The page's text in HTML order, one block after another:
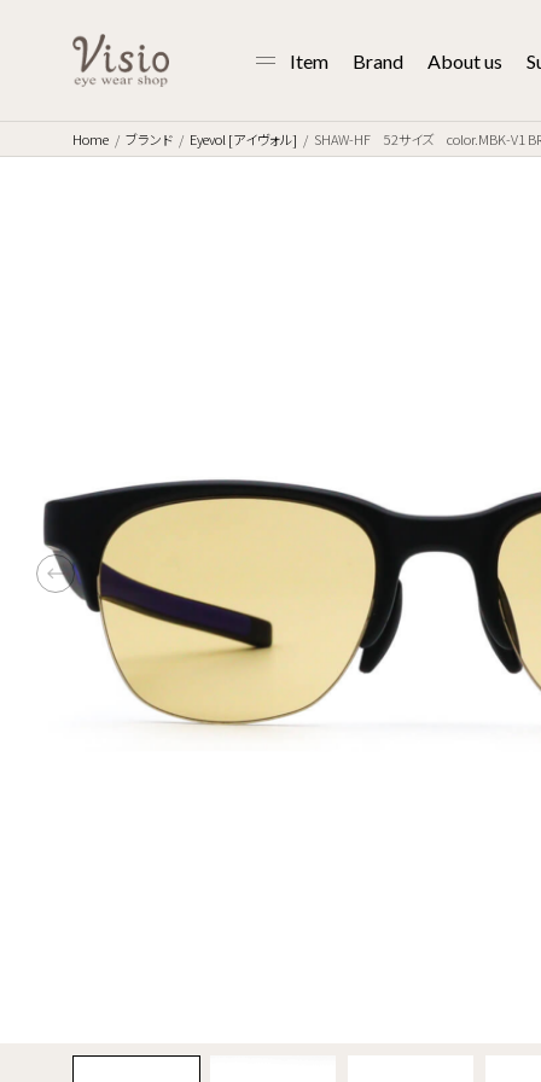
Item Brand About us
Home ブランド Eyevol [アイヴォル] SHAW-HF 52サイズ color.MBK-V1